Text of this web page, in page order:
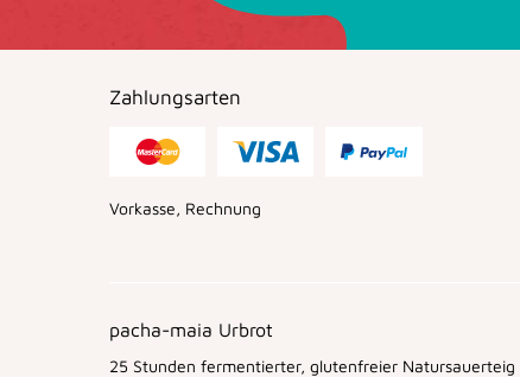
Zahlungsarten
Vorkasse, Rechnung
pacha-maia Urbrot
25 Stunden fermentierter, glutenfreier Natursauerteig